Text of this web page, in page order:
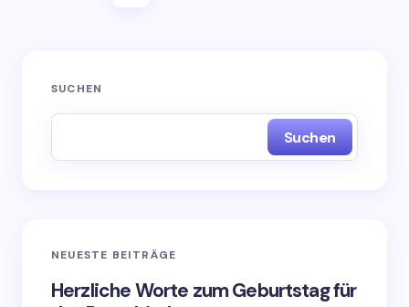
SUCHEN
Suchen
NEUESTE BEITRÄGE
Herzliche Worte zum Geburtstag für